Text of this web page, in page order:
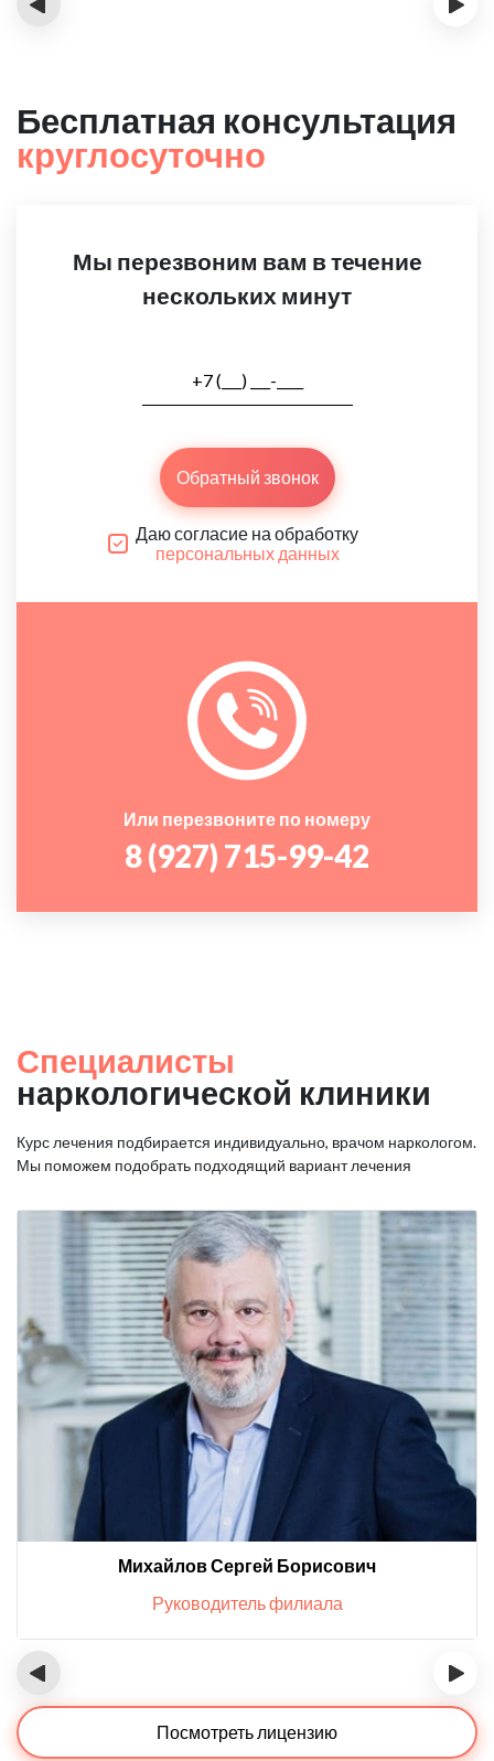
Бесплатная консультация
круглосуточно
Мы перезвоним вам в течение
нескольких минут
Обратный звонок
Даю согласие на обработку
персональных данных
Или перезвоните по номеру
8 (927) 715-99-42
Специалисты
наркологической клиники
Курс лечения подбирается индивидуально, врачом наркологом.
Мы поможем подобрать подходящий вариант лечения
Михайлов Сергей Борисович
Руководитель филиала
‹ ›
Посмотреть лицензию